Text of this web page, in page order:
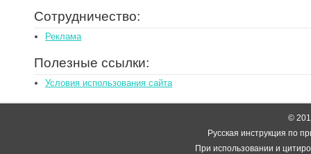
Сотрудничество:
Реклама
Полезные ссылки:
Условия использования сайта
©
Русская инструкция по
При использовании и